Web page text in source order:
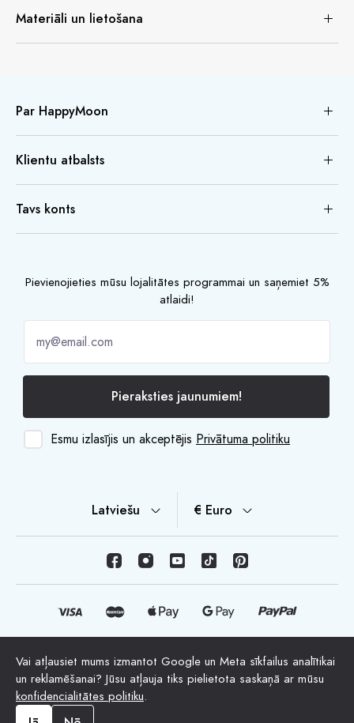
Materiāli un lietošana
Par HappyMoon
Klientu atbalsts
Tavs konts
Pievienojieties mūsu lojalitātes programmai un saņemiet 5%
atlaidi!
Pieraksties jaunumiem!
Esmu izlasījis un akceptējis Privātuma politiku
Latviešu € Euro
© Autortiesības 2026 HappyMoon, S.L.U. - happymoon.com
"HappyMoon®", "Peltes®" un visi uzņēmuma logotipi ir
HappyMoon, S.L. reģistrētas preču zīmes
Vai atļausiet mums izmantot Google un Meta sīkfailus analītikai
un reklamēšanai? Jūsu atļauja tiks pielietota saskaņā ar mūsu
konfidencialitātes politiku.